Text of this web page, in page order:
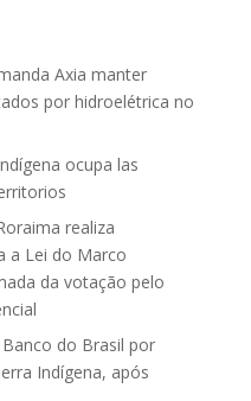
Axia manter
por hidroelétrica no
ocupa las
realiza
a Lei do Marco
da votação pelo
Banco do Brasil por
Indígena, após